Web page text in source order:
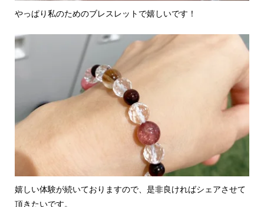
やっぱり私のためのブレスレットで嬉しいです！
嬉しい体験が続いておりますので、是非良ければシェアさせて
頂きたいです。